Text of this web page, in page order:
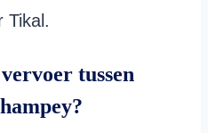
Tikal.
tussen